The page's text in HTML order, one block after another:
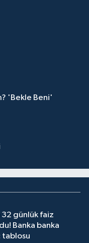
'Bekle Beni'
32 günlük faiz
Banka banka
tablosu